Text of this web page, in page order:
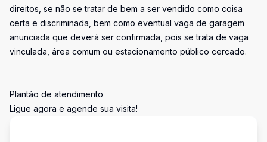
direitos, se não se tratar de bem a ser vendido como coisa
certa e discriminada, bem como eventual vaga de garagem
anunciada que deverá ser confirmada, pois se trata de vaga
vinculada, área comum ou estacionamento público cercado.
Plantão de atendimento
Ligue agora e agende sua visita!